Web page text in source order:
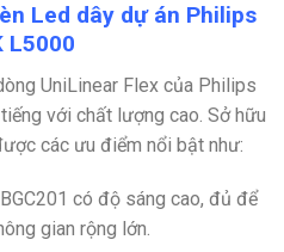
Led dây dự án Philips
L5000
UniLinear Flex của Philips
với chất lượng cao. Sở hữu
các ưu điểm nổi bật như:
có độ sáng cao, đủ để
gian rộng lớn.